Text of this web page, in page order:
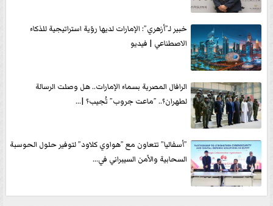
خبير لـ”أزهري”: الإمارات لديها رؤية استراتيجية للذكاء
الاصطناعي | فيديو
الرافال المصرية بسماء الإمارات.. هل وصلت الرسالة
لطهران؟.. ”ماعت جروب” تُجيب؟ |...
”أسفاليا” تتعاون مع ”هواوي كلاود” لتوفير حلول الحوسبة
السحابية والأمن السيبراني في...